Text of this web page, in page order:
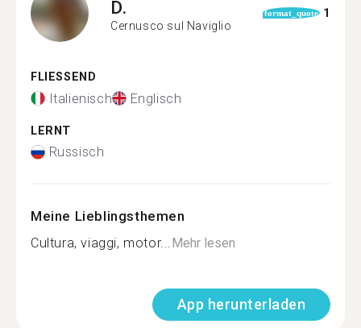
D.
Cernusco sul Naviglio
format_quote 1
FLIESSEND
Italienisch Englisch
LERNT
Russisch
Meine Lieblingsthemen
Cultura, viaggi, motor...Mehr lesen
App herunterladen